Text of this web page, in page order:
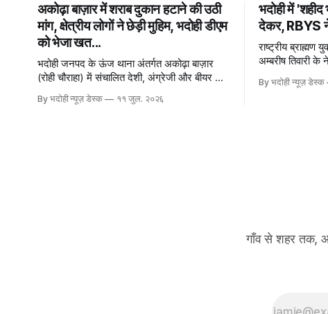
अकोढ़ा बाज़ार में शराब दुकान हटाने की उठी
मांग, क्षेत्रीय लोगों ने छेड़ी मुहिम, भदोही डीएम
को भेजा खत...
भदोही जनपद के ऊंज थाना अंतर्गत अकोढ़ा बाज़ार
(रोही चौराहा) में संचालित देशी, अंग्रेजी और बीयर की
दुकान को हटाने की मांग की गईं है। अकोढ़
By भदोही न्यूज़ डेस्क ११ जुल. २०२६
भदोही में
देकर, RBYS
राष्ट्रीय ब्राह्मण
अम्बरीष तिवारी के
स्थित बाबा बड़े शिव
By भदोही न्यूज़ डेस्क
गाँव से शहर तक,